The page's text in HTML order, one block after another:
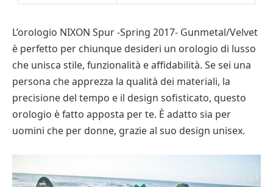
L’orologio NIXON Spur -Spring 2017- Gunmetal/Velvet
è perfetto per chiunque desideri un orologio di lusso
che unisca stile, funzionalità e affidabilità. Se sei una
persona che apprezza la qualità dei materiali, la
precisione del tempo e il design sofisticato, questo
orologio è fatto apposta per te. È adatto sia per
uomini che per donne, grazie al suo design unisex.